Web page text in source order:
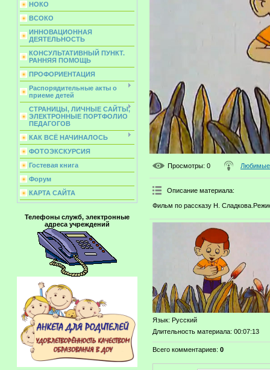
НОКО
ВСОКО
ИННОВАЦИОННАЯ
ДЕЯТЕЛЬНОСТЬ
КОНСУЛЬТАТИВНЫЙ ПУНКТ.
РАННЯЯ ПОМОЩЬ
ПРОФОРИЕНТАЦИЯ
Распорядительные акты о
приеме детей
СТРАНИЦЫ, ЛИЧНЫЕ САЙТЫ,
ЭЛЕКТРОННЫЕ ПОРТФОЛИО
ПЕДАГОГОВ
КАК ВСЁ НАЧИНАЛОСЬ
ФОТОЭКСКУРСИЯ
Гостевая книга
Форум
КАРТА САЙТА
Телефоны служб, электронные
адреса учреждений
Просмотры: 0 Любимые
Описание материала:
Фильм по рассказу Н.
Язык: Русский
Длительность материала: 00:07:13
Всего комментариев: 0